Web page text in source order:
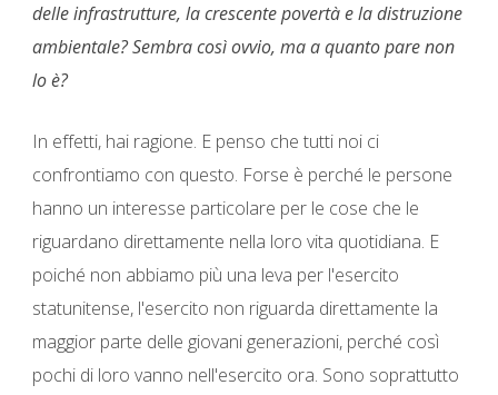
delle infrastrutture, la crescente povertà e la distruzione
ambientale? Sembra così ovvio, ma a quanto pare non
lo è?
In effetti, hai ragione. E penso che tutti noi ci
confrontiamo con questo. Forse è perché le persone
hanno un interesse particolare per le cose che le
riguardano direttamente nella loro vita quotidiana. E
poiché non abbiamo più una leva per l'esercito
statunitense, l'esercito non riguarda direttamente la
maggior parte delle giovani generazioni, perché così
pochi di loro vanno nell'esercito ora. Sono soprattutto